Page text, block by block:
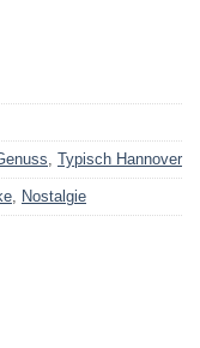
, Typisch Hannover
, Nostalgie